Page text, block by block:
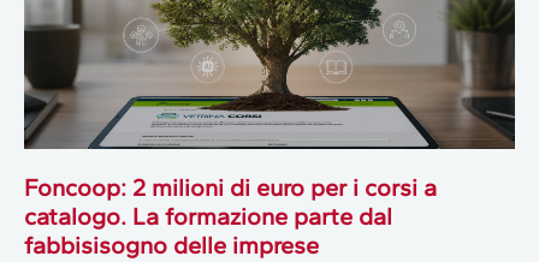
Foncoop: 2 milioni di euro per i corsi a
catalogo. La formazione parte dal
fabbisisogno delle imprese